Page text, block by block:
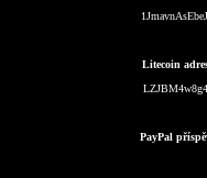
Litecoin
PayPal